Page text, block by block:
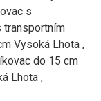
s
transportním
Vysoká Lhota ,
do 15 cm
Lhota ,